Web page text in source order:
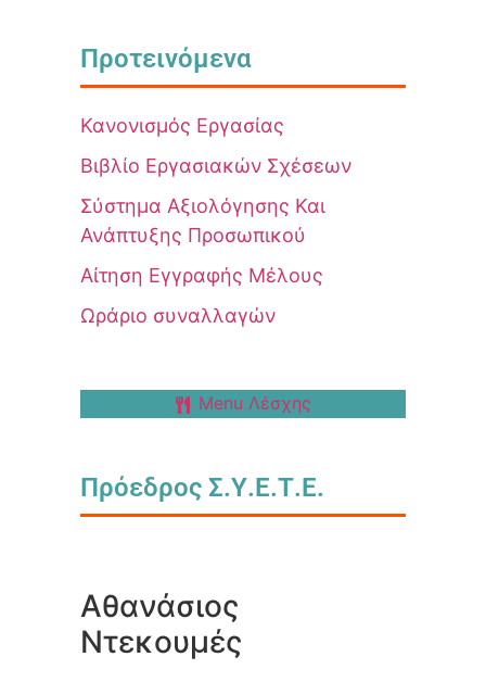
Προτεινόμενα
Κανονισμός Εργασίας
Βιβλίο Εργασιακών Σχέσεων
Σύστημα Αξιολόγησης Και
Ανάπτυξης Προσωπικού
Αίτηση Εγγραφής Μέλους
Ωράριο συναλλαγών
Menu Λέσχης
Πρόεδρος Σ.Υ.Ε.Τ.Ε.
Αθανάσιος
Ντεκουμές